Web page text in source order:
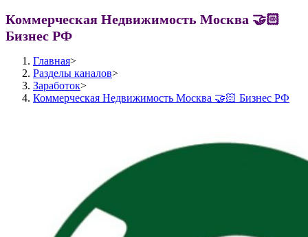
Коммерческая Недвижимость Москва 🤝🏻
Бизнес РФ
Главная>
Разделы каналов>
Заработок>
Коммерческая Недвижимость Москва 🤝🏻 Бизнес РФ